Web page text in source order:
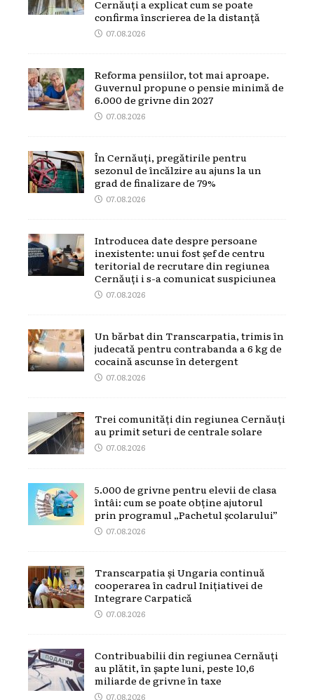
Cernăuți a explicat cum se poate
confirma înscrierea de la distanță
07.08.2026
Reforma pensiilor, tot mai aproape.
Guvernul propune o pensie minimă de
6.000 de grivne din 2027
07.08.2026
În Cernăuți, pregătirile pentru
sezonul de încălzire au ajuns la un
grad de finalizare de 79%
07.08.2026
Introducea date despre persoane
inexistente: unui fost șef de centru
teritorial de recrutare din regiunea
Cernăuți i s-a comunicat suspiciunea
07.08.2026
Un bărbat din Transcarpatia, trimis în
judecată pentru contrabanda a 6 kg de
cocaină ascunse în detergent
07.08.2026
Trei comunități din regiunea Cernăuți
au primit seturi de centrale solare
07.08.2026
5.000 de grivne pentru elevii de clasa
întâi: cum se poate obține ajutorul
prin programul „Pachetul școlarului”
07.08.2026
Transcarpatia și Ungaria continuă
cooperarea în cadrul Inițiativei de
Integrare Carpatică
07.08.2026
Contribuabilii din regiunea Cernăuți
au plătit, în șapte luni, peste 10,6
miliarde de grivne în taxe
07.08.2026